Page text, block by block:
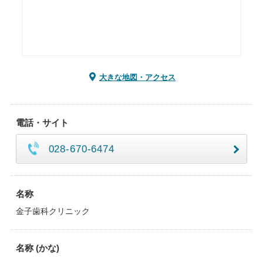
大きな地図・アクセス
電話・サイト
028-670-6474
名称
金子歯科クリニック
名称 (かな)